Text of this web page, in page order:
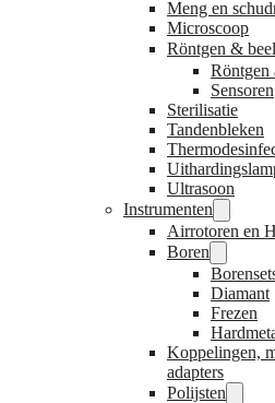
Meng en
Microscoop
Röntgen &
Röntgen
Sensoren
Sterilisatie
Tandenbleken
Ultrasoon
Instrumenten
Airrotoren en
Boren
Diamant
Frezen
Koppelingen,
adapters
Polijsten